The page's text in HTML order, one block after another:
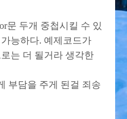
문 두개 중첩시킬 수 있
능하다. 예제코드가
는 더 될거라 생각한
부담을 주게 된걸 죄송